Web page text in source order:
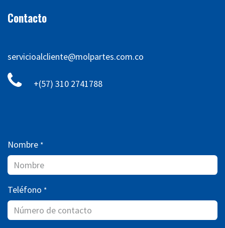
Contacto
servicioalcliente@molpartes.com.co
+(57) 310 2741788
Nombre *
Teléfono *